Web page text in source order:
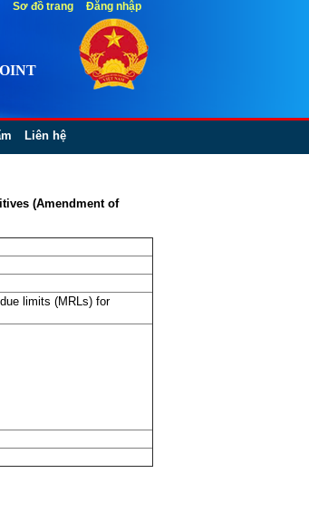
Liên hệ
(Amendment of
limits (MRLs) for
Sơ đồ trang Đăng nhập